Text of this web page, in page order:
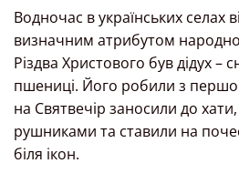
Водночас в українських селах
визначним атрибутом
Різдва Христового був дідух –
пшениці. Його робили з
на Святвечір заносили до
рушниками та ставили на
біля ікон.